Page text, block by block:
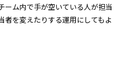
ーム内で手が空いている人が担当
者を変えたりする運用にしてもよ